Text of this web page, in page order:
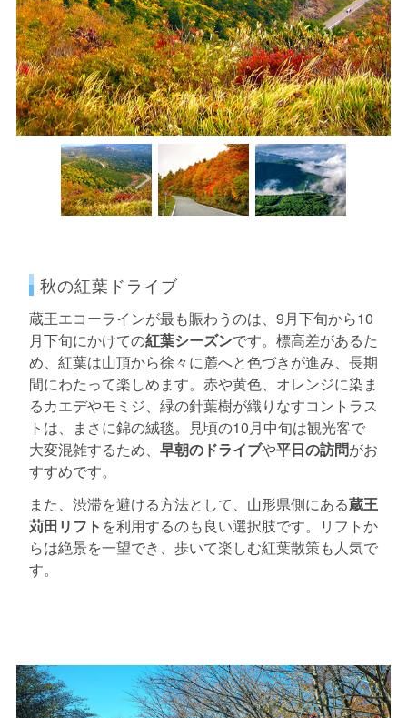
秋の紅葉ドライブ
蔵王エコーラインが最も賑わうのは、9月下旬から10
月下旬にかけての紅葉シーズンです。標高差があるた
め、紅葉は山頂から徐々に麓へと色づきが進み、長期
間にわたって楽しめます。赤や黄色、オレンジに染ま
るカエデやモミジ、緑の針葉樹が織りなすコントラス
トは、まさに錦の絨毯。見頃の10月中旬は観光客で
大変混雑するため、 早朝のドライブや平日の訪問がお
すすめです。
また、渋滞を避ける方法として、山形県側にある蔵王
苅田リフト を利用するのも良い選択肢です。リフトか
らは絶景を一望でき、歩いて楽しむ紅葉散策も人気で
す。